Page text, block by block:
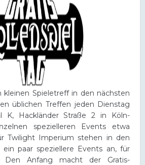
kleinen Spieletreff in den nächsten
üblichen Treffen jeden Dienstag
K, Hackländer Straße 2 in Köln-
spezielleren Events etwa
Twilight Imperium stehen in den
paar speziellere Events an, für
Den Anfang macht der Gratis-